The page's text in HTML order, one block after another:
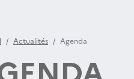
Actualités Agenda